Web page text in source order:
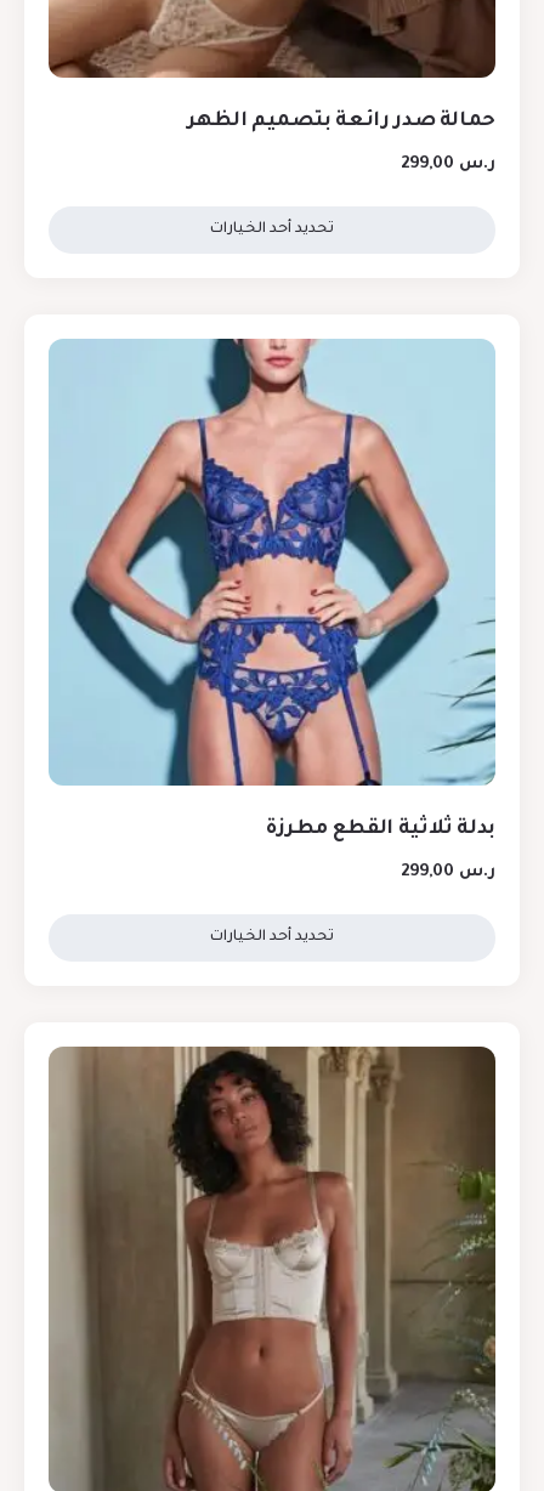
حمالة صدر رائعة بتصميم الظهر
ر.س
تحديد أحد الخيارات
بدلة ثلاثية القطع مطرزة
ر.س
تحديد أحد الخيارات